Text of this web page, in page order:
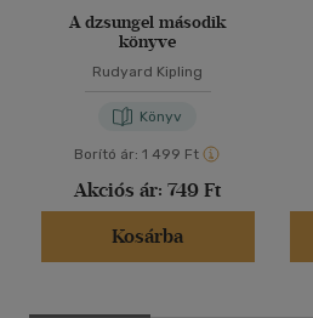
A dzsungel második
könyve
Rudyard Kipling
Könyv
Borító ár: 1 499 Ft
Akciós ár: 749 Ft
Kosárba